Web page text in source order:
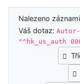
Výsledky
Nalezeno
Váš dotaz:
"^hk_us_auth